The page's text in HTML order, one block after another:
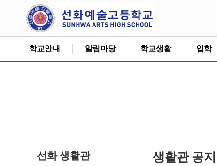
학교안내 알림마당 학교생활 입학
선화 생활관 생활관 공